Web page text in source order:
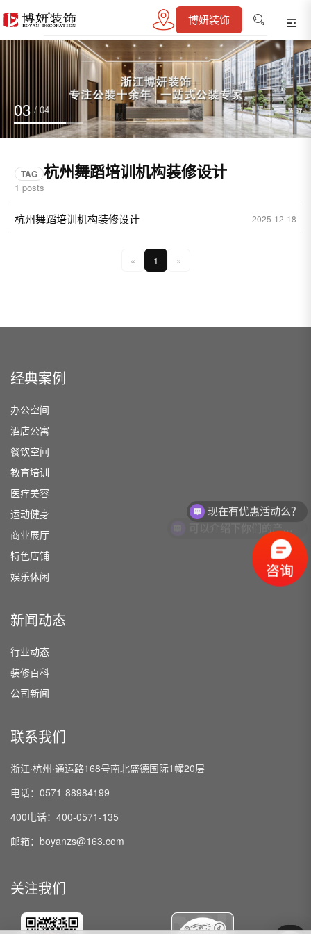
博妍装饰
04 / 04
TAG 杭州舞蹈培训机构装修设计
1 posts
杭州舞蹈培训机构装修设计 2025-12-18
« 1 »
经典案例
办公空间
酒店公寓
餐饮空间
教育培训
医疗美容
运动健身
商业展厅
特色店铺
娱乐休闲
新闻动态
行业动态
装修百科
公司新闻
联系我们
浙江·杭州·通运路168号南北盛德国际1幢20层
电话：0571-88984199
400电话：400-0571-135
邮箱：boyanzs@163.com
关注我们
现在有优惠活动么？